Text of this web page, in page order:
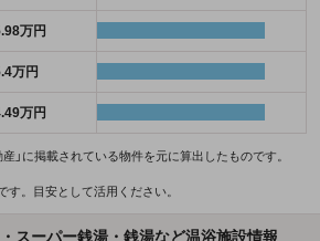
万円
万円
万円
」に掲載されている物件を元に算出したものです。
。目安として活用ください。
スーパー銭湯・銭湯など温浴施設情報